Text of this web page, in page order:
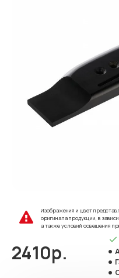
Изображения и цвет
оригинала продукции, в
а также условий освещения
2410р.